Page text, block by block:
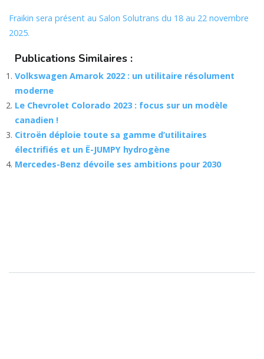
Fraikin sera présent au Salon Solutrans du 18 au 22 novembre
2025.
Publications Similaires :
Volkswagen Amarok 2022 : un utilitaire résolument
moderne
Le Chevrolet Colorado 2023 : focus sur un modèle
canadien !
Citroën déploie toute sa gamme d’utilitaires
électrifiés et un Ë-JUMPY hydrogène
Mercedes-Benz dévoile ses ambitions pour 2030